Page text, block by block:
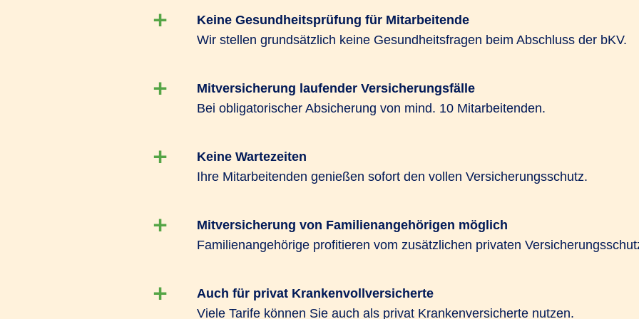
offenlässt, können beide Tarifarten kombiniert werden.
Für Unternehmen ab 10 Mitarbeitenden bietet das R+V-Gesund­
Einheitsbeiträgen und Beitragsfreistellung in entgeltfreien Zeiten,
Gesundheitsvorsorge
Keine Gesundheitsprüfung für Mitarbeitende
Wir stellen grundsätzlich keine Gesundheitsfragen beim Abschluss der bKV.
Mitversicherung laufender Versicherungsfälle
Bei obligatorischer Absicherung von mind. 10 Mitarbeitenden.
Keine Wartezeiten
Ihre Mitarbeitenden genießen sofort den vollen Versicherungsschutz.
Mitversicherung von Familienangehörigen möglich
Familienangehörige profitieren vom zusätzlichen privaten
Auch für privat Krankenvollversicherte
Viele Tarife können Sie auch als privat Krankenversicherte nutzen.